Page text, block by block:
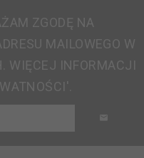
ZGODĘ NA
MAILOWEGO W
WIĘCEJ INFORMACJI